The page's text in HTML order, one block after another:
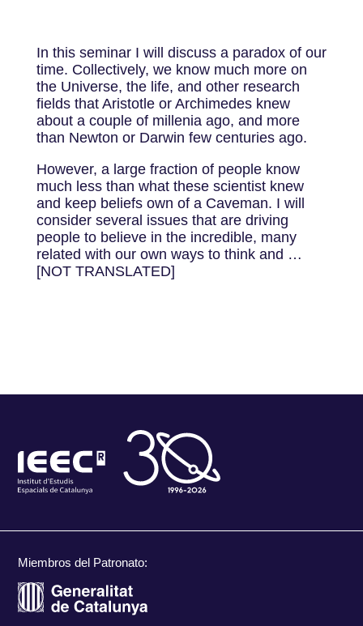
In this seminar I will discuss a paradox of our
time. Collectively, we know much more on
the Universe, the life, and other research
fields that Aristotle or Archimedes knew
about a couple of millenia ago, and more
than Newton or Darwin few centuries ago.
However, a large fraction of people know
much less than what these scientist knew
and keep beliefs own of a Caveman. I will
consider several issues that are driving
people to believe in the incredible, many
related with our own ways to think and …
[NOT TRANSLATED]
Miembros del Patronato: